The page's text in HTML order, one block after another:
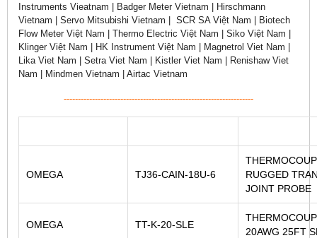
Instruments Vieatnam | Badger Meter Vietnam | Hirschmann
Vietnam | Servo Mitsubishi Vietnam | SCR SA Việt Nam | Biotech
Flow Meter Việt Nam | Thermo Electric Việt Nam | Siko Việt Nam |
Klinger Việt Nam | HK Instrument Việt Nam | Magnetrol Viet Nam |
Lika Viet Nam | Setra Viet Nam | Kistler Viet Nam | Renishaw Viet
Nam | Mindmen Vietnam | Airtac Vietnam
-------------------------------------------------------------------
OMEGA TJ36-CAIN-18U-6
RUGGED
JOINT PROBE
OMEGA TT-K-20-SLE
20AWG 25FT